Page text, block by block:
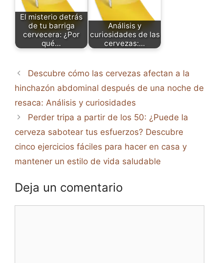
El misterio detrás
de tu barriga
cervecera: ¿Por
qué…
Análisis y
curiosidades de las
cervezas:…
Descubre cómo las cervezas afectan a la
hinchazón abdominal después de una noche de
resaca: Análisis y curiosidades
Perder tripa a partir de los 50: ¿Puede la
cerveza sabotear tus esfuerzos? Descubre
cinco ejercicios fáciles para hacer en casa y
mantener un estilo de vida saludable
Deja un comentario